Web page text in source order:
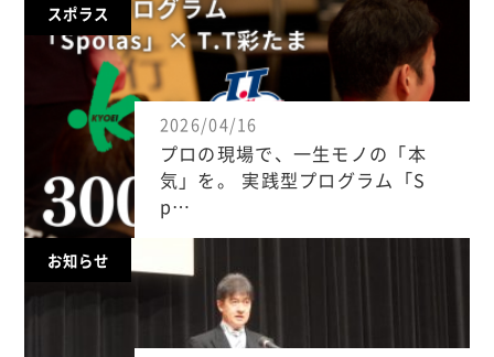
スポラス
2026/04/16
プロの現場で、一生モノの「本
気」を。 実践型プログラム「S
p…
お知らせ